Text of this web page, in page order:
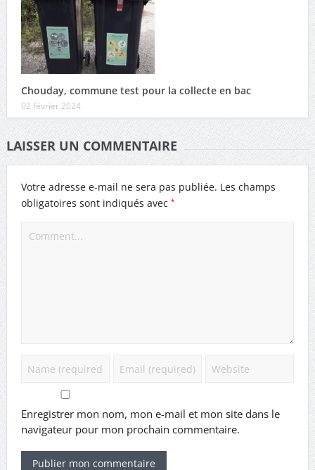
Chouday, commune test pour la collecte en bac
02 février 2024
LAISSER UN COMMENTAIRE
Votre adresse e-mail ne sera pas publiée. Les champs
obligatoires sont indiqués avec *
Enregistrer mon nom, mon e-mail et mon site dans le
navigateur pour mon prochain commentaire.